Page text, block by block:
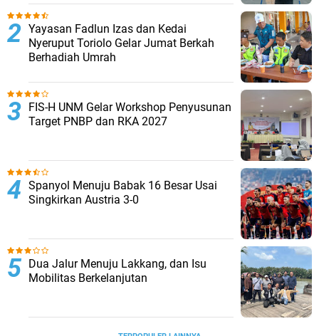
Yayasan Fadlun Izas dan Kedai
Nyeruput Toriolo Gelar Jumat Berkah
Berhadiah Umrah
FIS-H UNM Gelar Workshop Penyusunan
Target PNBP dan RKA 2027
Spanyol Menuju Babak 16 Besar Usai
Singkirkan Austria 3-0
Dua Jalur Menuju Lakkang, dan Isu
Mobilitas Berkelanjutan